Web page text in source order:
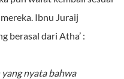
Ibnu Juraij
berasal dari Atha’ :
nyata bahwa